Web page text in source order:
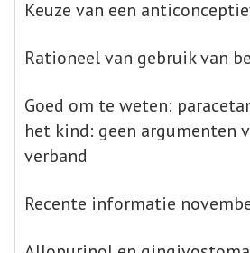
Keuze van een
Rationeel van gebruik van
Goed om te weten:
het kind: geen argumenten
verband
Recente informatie